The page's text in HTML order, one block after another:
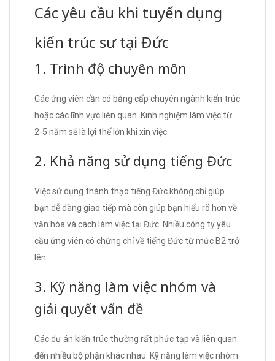
Các yêu cầu khi tuyển dụng
kiến trúc sư tại Đức
1. Trình độ chuyên môn
Các ứng viên cần có bằng cấp chuyên ngành kiến trúc
hoặc các lĩnh vực liên quan. Kinh nghiệm làm việc từ
2-5 năm sẽ là lợi thế lớn khi xin việc.
2. Khả năng sử dụng tiếng Đức
Việc sử dụng thành thạo tiếng Đức không chỉ giúp
bạn dễ dàng giao tiếp mà còn giúp bạn hiểu rõ hơn về
văn hóa và cách làm việc tại Đức. Nhiều công ty yêu
cầu ứng viên có chứng chỉ về tiếng Đức từ mức B2 trở
lên.
3. Kỹ năng làm việc nhóm và
giải quyết vấn đề
Các dự án kiến trúc thường rất phức tạp và liên quan
đến nhiều bộ phận khác nhau. Kỹ năng làm việc nhóm